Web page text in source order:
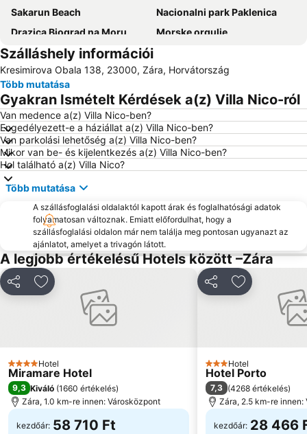
Sakarun Beach
Nacionalni park Paklenica
Drazica Biograd na Moru
Morske orgulje
Porto di Zadar
Šimuni
Forum
Stari Zadar
Avtobusni kolodvor Zadar - Liburnija
Zracna luka Zadar
Stari Grad Pag
Bosana
Grad Biograd na Moru
Ždrijac
Sveti Šime
Ferry Biograd-Tkon
Obala kralja Petra Krešimira IV
Velebit
Szálláshely információi
Kresimirova Obala 138, 23000, Zára, Horvátország
Több mutatása
Gyakran Ismételt Kérdések a(z) Villa Nico-ról
Van medence a(z) Villa Nico-ben?
Engedélyezett-e a háziállat a(z) Villa Nico-ben?
Van parkolási lehetőség a(z) Villa Nico-ben?
Mikor van be- és kijelentkezés a(z) Villa Nico-ben?
Hol található a(z) Villa Nico?
Több mutatása
A szállásfoglalási oldalaktól kapott árak és foglalhatósági adatok
folyamatosan változnak. Emiatt előfordulhat, hogy a
szállásfoglalási oldalon már nem találja meg pontosan ugyanazt az
ajánlatot, amelyet a trivagón látott.
A legjobb értékelésű Hotels között –Zára
MegosztásHozzáadás a kedvencekhez
4 Kategória
Hotel
Miramare Hotel
9,3 Kiváló (1660 értékelés)
Zára, 1.0 km-re innen: Városközpont
kezdőár: 58 710 Ft
MegosztásHozzáadás
3 Kategória
Hotel
Hotel Porto
7,3 (4268 értékelés)
Zára, 2.5 km-re innen:
kezdőár: 28 466